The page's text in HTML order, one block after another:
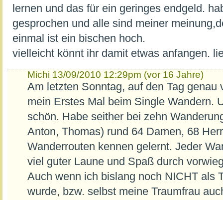
lernen und das für ein geringes endgeld.
gesprochen und alle sind meiner
einmal ist ein bischen hoch.
vielleicht könnt ihr damit etwas anfangen.
Michi 13/09/2010 12:29pm (vor 16 Jahre)
Am letzten Sonntag, auf den Tag genau
mein Erstes Mal beim Single Wandern.
schön. Habe seither bei zehn
Anton, Thomas) rund 64 Damen, 68
Wanderrouten kennen gelernt. Jeder
viel guter Laune und Spaß durch
Auch wenn ich bislang noch NICHT als
wurde, bzw. selbst meine Traumfrau